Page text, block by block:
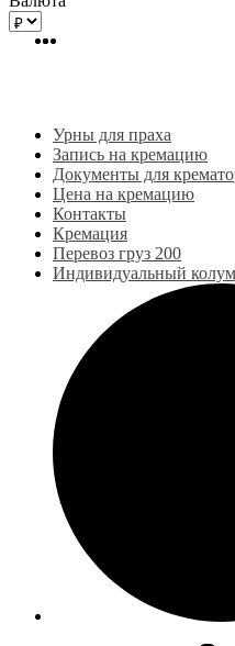
Урны для праха
Запись на кремацию
Документы для
Цена на кремацию
Контакты
Кремация
Перевоз груз 200
Индивидуальный